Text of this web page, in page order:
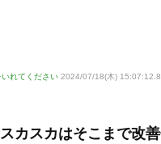
れてください 2024/07/18(木)
カスカはそこまで改